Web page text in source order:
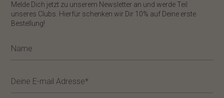
​Melde Dich jetzt zu unserem Newsletter an und werde Teil
unseres Clubs. Hierfür schenken wir Dir 10% auf Deine erste
Bestellung!